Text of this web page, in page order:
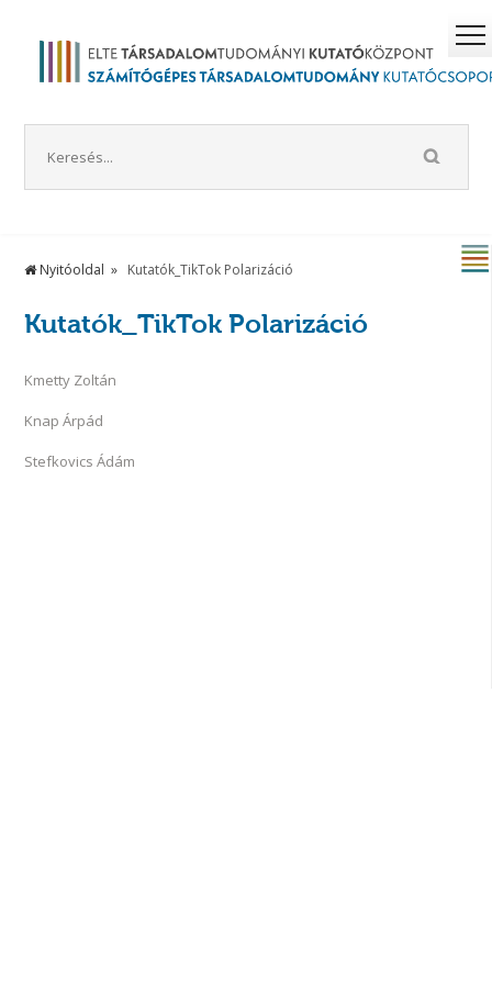
Nyitóoldal Kutatók_TikTok Polarizáció
Kutatók_TikTok Polarizáció
Kmetty Zoltán
Knap Árpád
Stefkovics Ádám